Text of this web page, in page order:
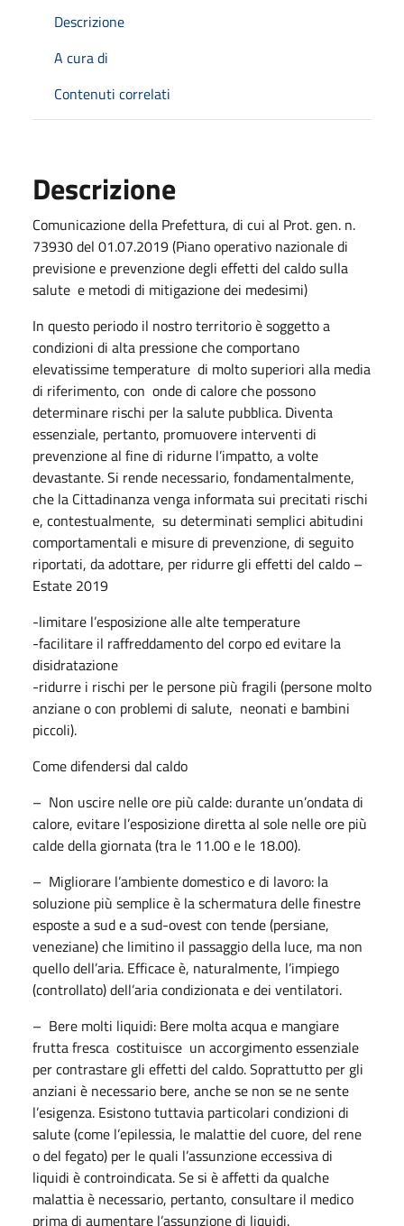
Descrizione
A cura di
Contenuti correlati
Descrizione
Comunicazione della Prefettura, di cui al Prot. gen. n.
73930 del 01.07.2019 (Piano operativo nazionale di
previsione e prevenzione degli effetti del caldo sulla
salute e metodi di mitigazione dei medesimi)
In questo periodo il nostro territorio è soggetto a
condizioni di alta pressione che comportano
elevatissime temperature di molto superiori alla media
di riferimento, con onde di calore che possono
determinare rischi per la salute pubblica. Diventa
essenziale, pertanto, promuovere interventi di
prevenzione al fine di ridurne l’impatto, a volte
devastante. Si rende necessario, fondamentalmente,
che la Cittadinanza venga informata sui precitati rischi
e, contestualmente, su determinati semplici abitudini
comportamentali e misure di prevenzione, di seguito
riportati, da adottare, per ridurre gli effetti del caldo –
Estate 2019
-limitare l’esposizione alle alte temperature
-facilitare il raffreddamento del corpo ed evitare la
disidratazione
-ridurre i rischi per le persone più fragili (persone molto
anziane o con problemi di salute, neonati e bambini
piccoli).
Come difendersi dal caldo
– Non uscire nelle ore più calde: durante un’ondata di
calore, evitare l’esposizione diretta al sole nelle ore più
calde della giornata (tra le 11.00 e le 18.00).
– Migliorare l’ambiente domestico e di lavoro: la
soluzione più semplice è la schermatura delle finestre
esposte a sud e a sud-ovest con tende (persiane,
veneziane) che limitino il passaggio della luce, ma non
quello dell’aria. Efficace è, naturalmente, l’impiego
(controllato) dell’aria condizionata e dei ventilatori.
– Bere molti liquidi: Bere molta acqua e mangiare
frutta fresca costituisce un accorgimento essenziale
per contrastare gli effetti del caldo. Soprattutto per gli
anziani è necessario bere, anche se non se ne sente
l’esigenza. Esistono tuttavia particolari condizioni di
salute (come l’epilessia, le malattie del cuore, del rene
o del fegato) per le quali l’assunzione eccessiva di
liquidi è controindicata. Se si è affetti da qualche
malattia è necessario, pertanto, consultare il medico
prima di aumentare l’assunzione di liquidi.